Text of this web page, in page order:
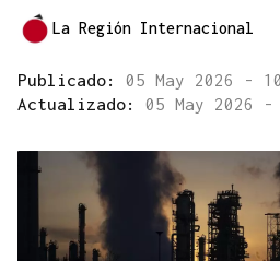
La Región Internacional
Publicado: 05 May 2026 -
Actualizado: 05 May 2026 -